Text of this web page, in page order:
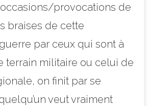
provocations de
braises de cette
par ceux qui sont à
terrain militaire ou celui de
on finit par se
veut vraiment